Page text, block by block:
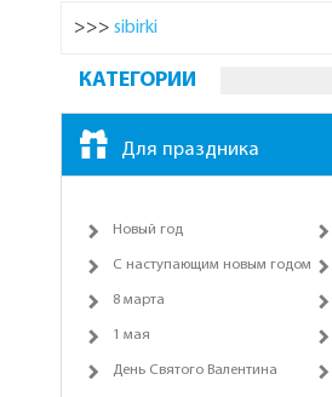
>>> sibirki
КАТЕГОРИИ
Для праздника
Новый год
С наступающим новым годом
8 марта
1 мая
День Святого Валентина